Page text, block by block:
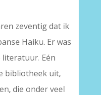
zeventig dat ik
Haiku. Er was
literatuur. Eén
bibliotheek uit,
die onder veel